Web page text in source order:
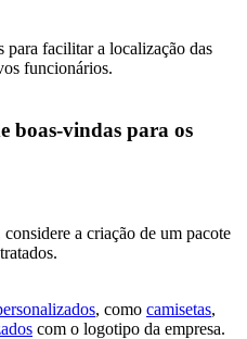
para facilitar a localização das
funcionários.
boas-vindas para os
a criação de um pacote
, como camisetas,
com o logotipo da empresa.